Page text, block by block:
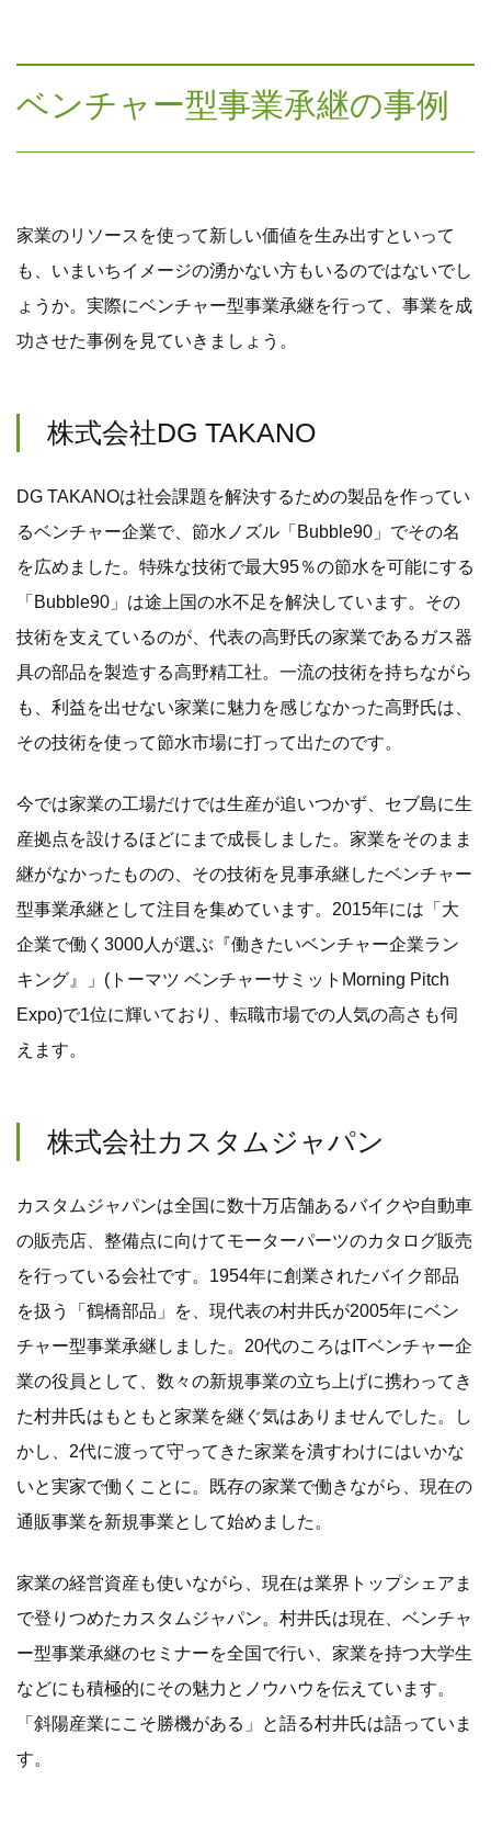
ベンチャー型事業承継の事例
家業のリソースを使って新しい価値を生み出すといって
も、いまいちイメージの湧かない方もいるのではないでし
ょうか。実際にベンチャー型事業承継を行って、事業を成
功させた事例を見ていきましょう。
株式会社DG TAKANO
DG TAKANOは社会課題を解決するための製品を作ってい
るベンチャー企業で、節水ノズル「Bubble90」でその名
を広めました。特殊な技術で最大95％の節水を可能にする
「Bubble90」は途上国の水不足を解決しています。その
技術を支えているのが、代表の高野氏の家業であるガス器
具の部品を製造する高野精工社。一流の技術を持ちながら
も、利益を出せない家業に魅力を感じなかった高野氏は、
その技術を使って節水市場に打って出たのです。
今では家業の工場だけでは生産が追いつかず、セブ島に生
産拠点を設けるほどにまで成長しました。家業をそのまま
継がなかったものの、その技術を見事承継したベンチャー
型事業承継として注目を集めています。2015年には「大
企業で働く3000人が選ぶ『働きたいベンチャー企業ラン
キング』」(トーマツ ベンチャーサミットMorning Pitch
Expo)で1位に輝いており、転職市場での人気の高さも伺
えます。
株式会社カスタムジャパン
カスタムジャパンは全国に数十万店舗あるバイクや自動車
の販売店、整備点に向けてモーターパーツのカタログ販売
を行っている会社です。1954年に創業されたバイク部品
を扱う「鶴橋部品」を、現代表の村井氏が2005年にベン
チャー型事業承継しました。20代のころはITベンチャー企
業の役員として、数々の新規事業の立ち上げに携わってき
た村井氏はもともと家業を継ぐ気はありませんでした。し
かし、2代に渡って守ってきた家業を潰すわけにはいかな
いと実家で働くことに。既存の家業で働きながら、現在の
通販事業を新規事業として始めました。
家業の経営資産も使いながら、現在は業界トップシェアま
で登りつめたカスタムジャパン。村井氏は現在、ベンチャ
ー型事業承継のセミナーを全国で行い、家業を持つ大学生
などにも積極的にその魅力とノウハウを伝えています。
「斜陽産業にこそ勝機がある」と語る村井氏は語っていま
す。